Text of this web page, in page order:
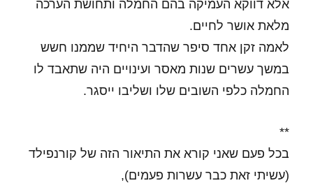
אלא דווקא העמיקה בהם החמלה ותחושת הערכה
מלאת אושר לחיים.
לאמה זקן אחד סיפר שהדבר היחיד שממנו חשש
במשך עשרים שנות מאסר ועינויים היה שתאבד לו
החמלה כלפי השובים שלו ושליבו ייסגר.
**
בכל פעם שאני קורא את התיאור הזה של קורנפילד
(עשיתי זאת כבר עשרות פעמים),